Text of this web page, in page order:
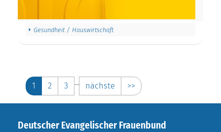
Gesundheit / Hauswirtschaft
1 2 3 … nächste >>
Deutscher Evangelischer Frauenbund